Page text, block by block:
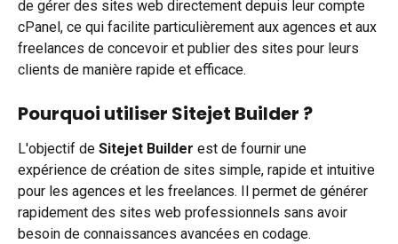
de gérer des sites web directement depuis leur compte
cPanel, ce qui facilite particulièrement aux agences et aux
freelances de concevoir et publier des sites pour leurs
clients de manière rapide et efficace.
Pourquoi utiliser Sitejet Builder ?
L'objectif de Sitejet Builder est de fournir une
expérience de création de sites simple, rapide et intuitive
pour les agences et les freelances. Il permet de générer
rapidement des sites web professionnels sans avoir
besoin de connaissances avancées en codage.